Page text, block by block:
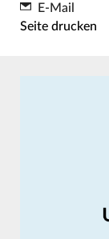
E-Mail
Seite drucken